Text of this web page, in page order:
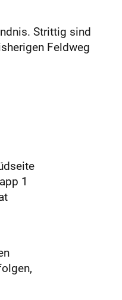
Strittig sind
Feldweg
1